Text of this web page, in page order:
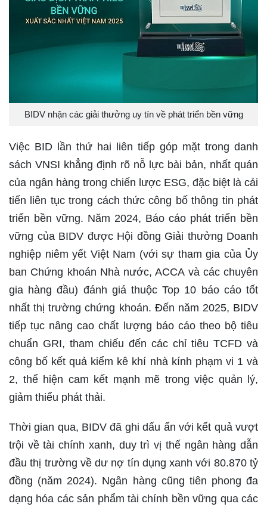
BIDV nhận các giải thưởng uy tín về phát triển bền vững
Việc BID lần thứ hai liên tiếp góp mặt trong danh
sách VNSI khẳng định rõ nỗ lực bài bản, nhất quán
của ngân hàng trong chiến lược ESG, đặc biệt là cải
tiến liên tục trong cách thức công bố thông tin phát
triển bền vững. Năm 2024, Báo cáo phát triển bền
vững của BIDV được Hội đồng Giải thưởng Doanh
nghiệp niêm yết Việt Nam (với sự tham gia của Ủy
ban Chứng khoán Nhà nước, ACCA và các chuyên
gia hàng đầu) đánh giá thuộc Top 10 báo cáo tốt
nhất thị trường chứng khoán. Đến năm 2025, BIDV
tiếp tục nâng cao chất lượng báo cáo theo bộ tiêu
chuẩn GRI, tham chiếu đến các chỉ tiêu TCFD và
công bố kết quả kiểm kê khí nhà kính phạm vi 1 và
2, thể hiện cam kết mạnh mẽ trong việc quản lý,
giảm thiểu phát thải.
Thời gian qua, BIDV đã ghi dấu ấn với kết quả vượt
trội về tài chính xanh, duy trì vị thế ngân hàng dẫn
đầu thị trường về dư nợ tín dụng xanh với 80.870 tỷ
đồng (năm 2024). Ngân hàng cũng tiên phong đa
dạng hóa các sản phẩm tài chính bền vững qua các